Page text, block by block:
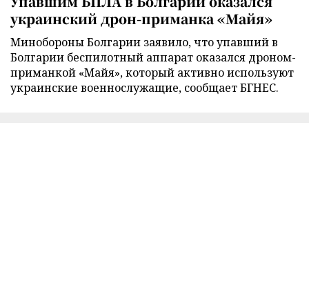
украинский дрон-приманка «Майя»
Минобороны Болгарии заявило, что упавший в
Болгарии беспилотный аппарат оказался дроном-
приманкой «Майя», который активно используют
украинские военнослужащие, сообщает БГНЕС.